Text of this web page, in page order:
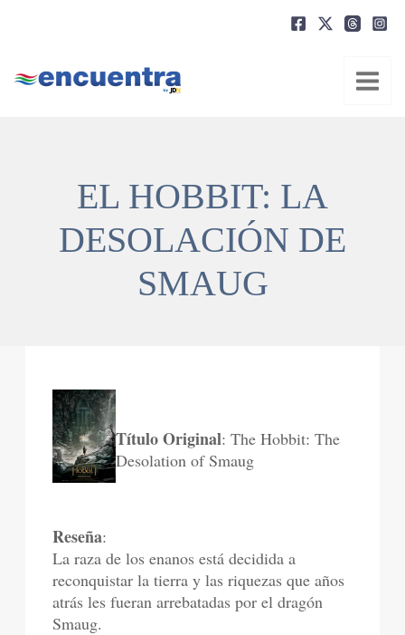
EL HOBBIT: LA
DESOLACIÓN DE
SMAUG
Título Original: The Hobbit: The
Desolation of Smaug
Reseña:
La raza de los enanos está decidida a
reconquistar la tierra y las riquezas que años
atrás les fueran arrebatadas por el dragón
Smaug.